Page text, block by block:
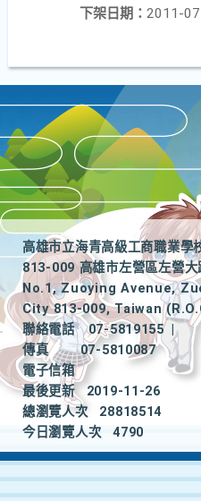
下架日期： 2011-
高雄市立海青高級工商職業學
813-009 高雄市左營區左營大
No.1, Zuoying Avenue,
City 813-009, Taiwan
聯絡電話
07-5819155
|
傳真
07-5810087
電子信箱
最後更新
2019-11-26
總瀏覽人次
28818514
今日瀏覽人次
4790